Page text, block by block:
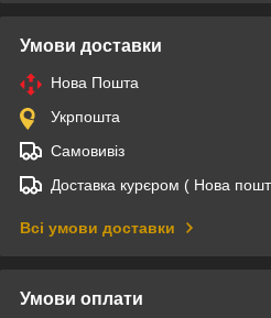
Умови доставки
Нова Пошта
Укрпошта
Самовивіз
Доставка курєром ( Нова
Всі умови доставки
Умови оплати